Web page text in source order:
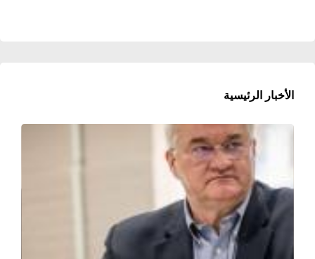
الأخبار الرئيسية